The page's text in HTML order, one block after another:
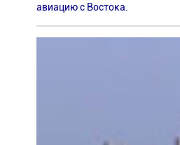
авиацию с Востока.